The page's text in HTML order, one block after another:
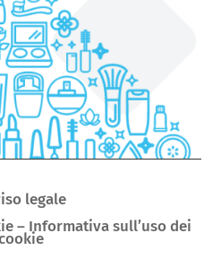
legale
– Informativa sull’uso dei